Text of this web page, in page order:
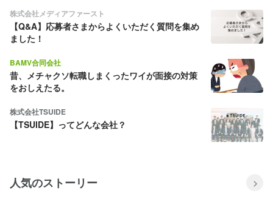
株式会社メディアファースト
【Q&A】応募者さまからよくいただく質問を集め
ました！
BAMV合同会社
昔、メチャクソ転職しまくったワイが面接の対策
をおしえたる。
株式会社TSUIDE
【TSUIDE】ってどんな会社？
人気のストーリー